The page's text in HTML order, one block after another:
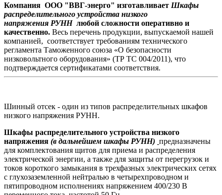
Компания ООО "ВВГ-энерго" изготавливает Шкафы
распределительного устройства низкого
напряжения РУНН любой сложности оперативно и
качественно. Весь перечень продукции, выпускаемой нашей
компанией, соответствует требованиям технического
регламента Таможенного союза «О безопасности
низковольтного оборудования» (ТР ТС 004/2011), что
подтверждается сертификатами соответствия.
Шинный отсек - один из типов распределительных шкафов
низкого напряжения РУНН.
Шкафы распределительного устройства низкого
напряжения (в дальнейшем шкафы РУНН) предназначены
для комплектования щитов для приема и распределения
электрической энергии, а также для защиты от перегрузок и
токов короткого замыкания в трехфазных электрических сетях
с глухозаземленной нейтралью в четырехпроводном и
пятипроводном исполнениях напряжением 400/230 В